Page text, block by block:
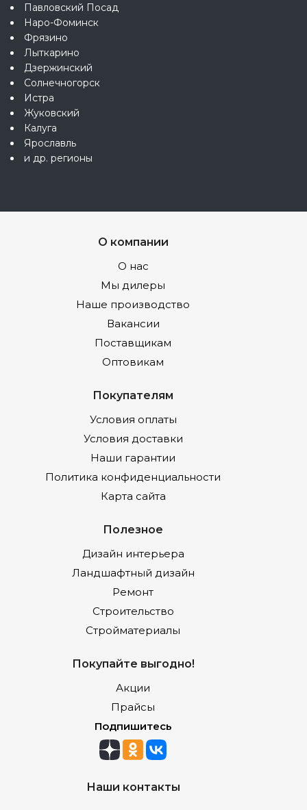
Павловский Посад
Наро-Фоминск
Фрязино
Лыткарино
Дзержинский
Солнечногорск
Истра
Жуковский
Калуга
Ярославль
и др. регионы
О компании
О нас
Мы дилеры
Наше производство
Вакансии
Поставщикам
Оптовикам
Покупателям
Условия оплаты
Условия доставки
Наши гарантии
Политика конфиденциальности
Карта сайта
Полезное
Дизайн интерьера
Ландшафтный дизайн
Ремонт
Строительство
Стройматериалы
Покупайте выгодно!
Акции
Прайсы
Подпишитесь
Наши контакты